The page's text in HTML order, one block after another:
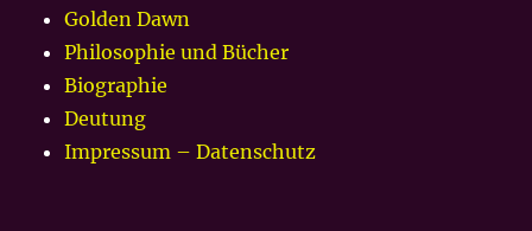
Golden Dawn
Philosophie und Bücher
Biographie
Deutung
Impressum – Datenschutz